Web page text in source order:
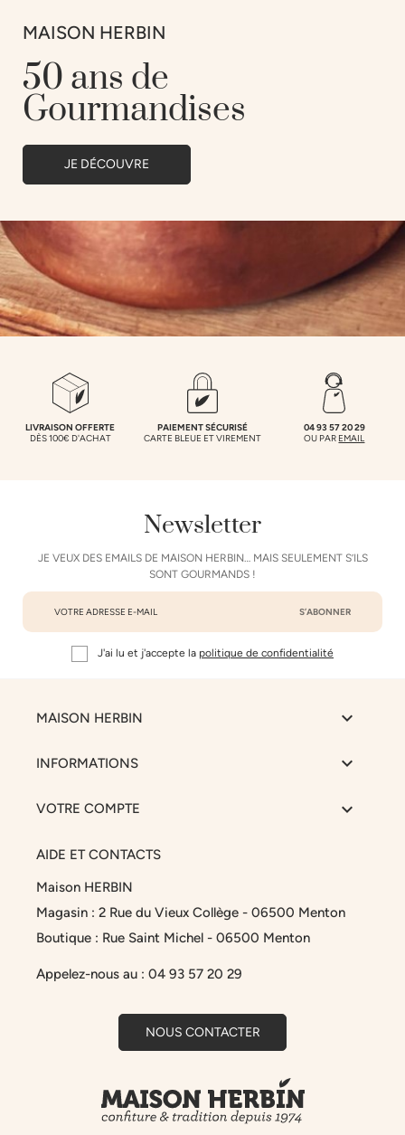
MAISON HERBIN
50 ans de
Gourmandises
JE DÉCOUVRE
LIVRAISON OFFERTE
DÈS 100€ D'ACHAT
PAIEMENT SÉCURISÉ
CARTE BLEUE ET VIREMENT
04 93 57 20 29
OU PAR EMAIL
Newsletter
JE VEUX DES EMAILS DE MAISON HERBIN… MAIS SEULEMENT S’ILS
SONT GOURMANDS !
J'ai lu et j'accepte la politique de confidentialité
MAISON HERBIN 
INFORMATIONS 
VOTRE COMPTE 
AIDE ET CONTACTS
Maison HERBIN
Magasin : 2 Rue du Vieux Collège - 06500 Menton
Boutique : Rue Saint Michel - 06500 Menton
Appelez-nous au : 04 93 57 20 29
NOUS CONTACTER